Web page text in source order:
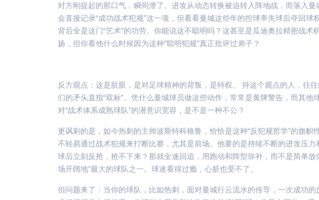
对方刚提起的那口气，瞬间泄了。进攻从动态转换被迫转入阵地战，而落入
会直接记录“成功战术犯规”这一项，但看看曼城这些年的控球率失球后夺回球
背后全是这门“艺术”的功劳。你能说这不聪明吗？这甚至是瓜迪奥拉精密战术
扬，但你看他什么时候因为这种“聪明犯规”真正批评过弟子？
反方观点：这是肮脏，是对足球精神的背叛，是特权。 持这个观点的人，往
们的矛头直指“双标”。凭什么曼城球员做这些动作，常常是黄牌警告，而其他
对“战术体系成熟球队”的潜意识宽容，是不是一种不公？
更讽刺的是，如今热刺的主帅波斯特科格鲁，恰恰是这种“反犯规哲学”的旗
不轻易通过战术犯规来打断比赛，尤其是前场。他要的是持续不断的进攻压
球后立刻反抢，抢不下来？那就全速回追，用跑动和阵型弥补，而不是简单
场开阔地”最大的球队之一。球迷看得过瘾，心脏也受不了。
但问题来了：当你的球队，比如热刺，面对曼城行云流水的传导，一次成功